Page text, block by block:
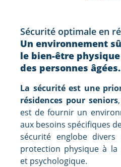
Sécurité optimale en
Un environnement
le bien-être
des personnes âgées.
La sécurité est une
résidences pour seniors
est de fournir un
aux besoins spécifiques
sécurité englobe
protection physique à la
et psychologique.